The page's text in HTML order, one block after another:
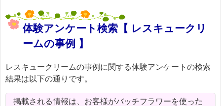
体験アンケート検索【 レスキュークリ
ームの事例 】
レスキュークリームの事例に関する体験アンケートの検索
結果は以下の通りです。
掲載される情報は、お客様がバッチフラワーを使った